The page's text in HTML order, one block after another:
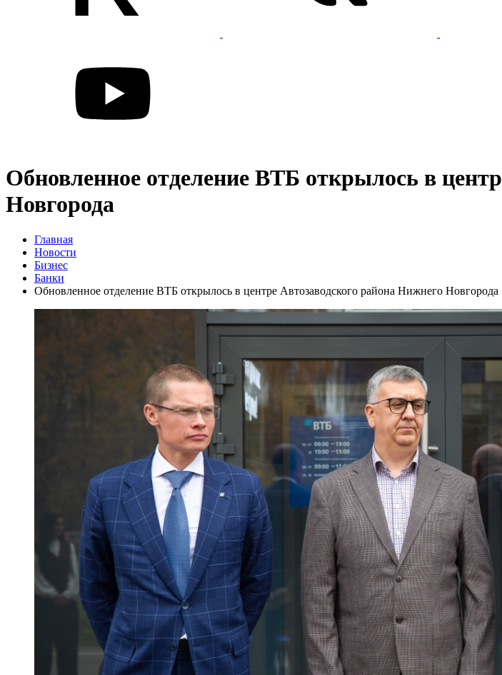
Обновленное отделение ВТБ открылось в
Новгорода
Главная
Новости
Бизнес
Банки
Обновленное отделение ВТБ открылось в центре Автозаводского района Нижнего Новгорода